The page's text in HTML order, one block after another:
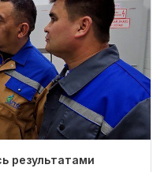
результатами